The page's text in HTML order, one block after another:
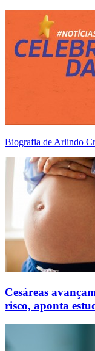
Biografia de Arlindo
Cesáreas
risco, aponta